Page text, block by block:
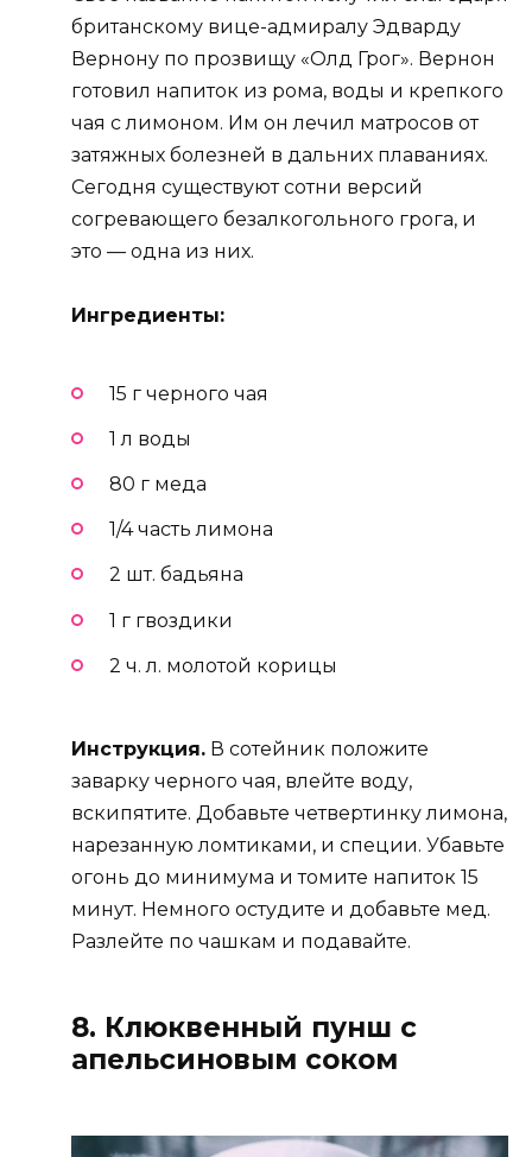
британскому вице-адмиралу Эдварду
Вернону по прозвищу «Олд Грог». Вернон
готовил напиток из рома, воды и крепкого
чая с лимоном. Им он лечил матросов от
затяжных болезней в дальних плаваниях.
Сегодня существуют сотни версий
согревающего безалкогольного грога, и
это — одна из них.
Ингредиенты:
15 г черного чая
1 л воды
80 г меда
1/4 часть лимона
2 шт. бадьяна
1 г гвоздики
2 ч. л. молотой корицы
Инструкция. В сотейник положите
заварку черного чая, влейте воду,
вскипятите. Добавьте четвертинку лимона,
нарезанную ломтиками, и специи. Убавьте
огонь до минимума и томите напиток 15
минут. Немного остудите и добавьте мед.
Разлейте по чашкам и подавайте.
8. Клюквенный пунш с
апельсиновым соком